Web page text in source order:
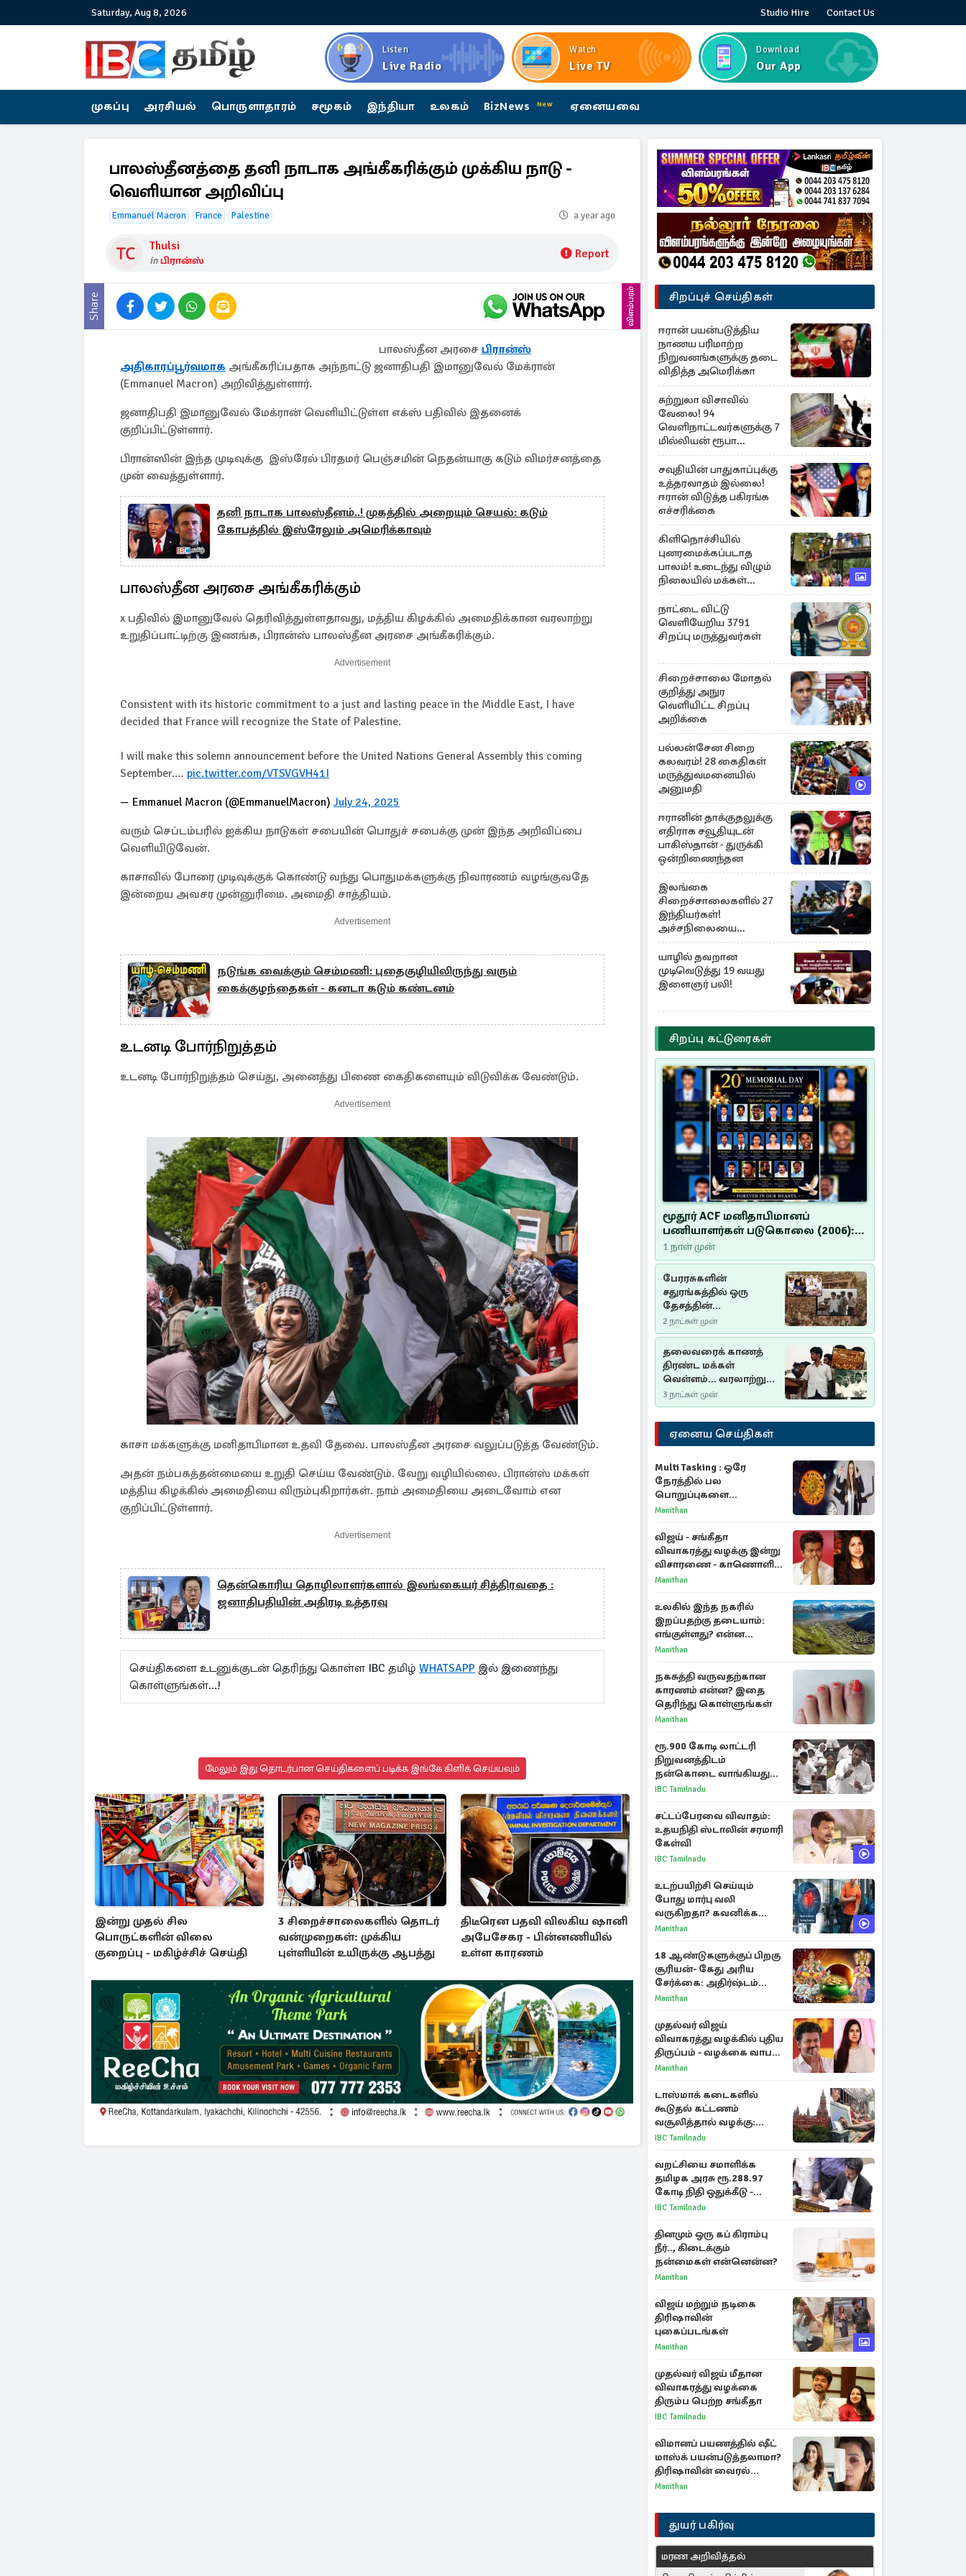
Saturday, Aug 8, 2026 Studio Hire Contact Us
Listen
Live Radio
Watch
Live TV
Download
Our App
முகப்பு அரசியல் பொருளாதாரம் சமூகம் இந்தியா உலகம் BizNews New ஏனையவை
பாலஸ்தீனத்தை தனி நாடாக அங்கீகரிக்கும் முக்கிய நாடு -
வெளியான அறிவிப்பு
Emmanuel Macron France Palestine a year ago
Thulsi
inபிரான்ஸ் Report
Share விளம்பரம்
பாலஸ்தீன அரசை பிரான்ஸ்
அதிகாரப்பூர்வமாக அங்கீகரிப்பதாக அந்நாட்டு ஜனாதிபதி இமானுவேல் மேக்ரான்
(Emmanuel Macron) அறிவித்துள்ளார்.
ஜனாதிபதி இமானுவேல் மேக்ரான் வெளியிட்டுள்ள எக்ஸ் பதிவில் இதனைக்
குறிப்பிட்டுள்ளார்.
பிரான்ஸின் இந்த முடிவுக்கு இஸ்ரேல் பிரதமர் பெஞ்சமின் நெதன்யாகு கடும் விமர்சனத்தை
முன் வைத்துள்ளார்.
தனி நாடாக பாலஸ்தீனம்..! முகத்தில் அறையும் செயல்: கடும்
கோபத்தில் இஸ்ரேலும் அமெரிக்காவும்
பாலஸ்தீன அரசை அங்கீகரிக்கும்
x பதிவில் இமானுவேல் தெரிவித்துள்ளதாவது, மத்திய கிழக்கில் அமைதிக்கான வரலாற்று
உறுதிப்பாட்டிற்கு இணங்க, பிரான்ஸ் பாலஸ்தீன அரசை அங்கீகரிக்கும்.
Advertisement
Consistent with its historic commitment to a just and lasting peace in the Middle East, I have
decided that France will recognize the State of Palestine.
I will make this solemn announcement before the United Nations General Assembly this coming
September.… pic.twitter.com/VTSVGVH41I
— Emmanuel Macron (@EmmanuelMacron) July 24, 2025
வரும் செப்டம்பரில் ஐக்கிய நாடுகள் சபையின் பொதுச் சபைக்கு முன் இந்த அறிவிப்பை
வெளியிடுவேன்.
காசாவில் போரை முடிவுக்குக் கொண்டு வந்து பொதுமக்களுக்கு நிவாரணம் வழங்குவதே
இன்றைய அவசர முன்னுரிமை. அமைதி சாத்தியம்.
Advertisement
நடுங்க வைக்கும் செம்மணி: புதைகுழியிலிருந்து வரும்
கைக்குழந்தைகள் - கனடா கடும் கண்டனம்
உடனடி போர்நிறுத்தம்
உடனடி போர்நிறுத்தம் செய்து, அனைத்து பிணை கைதிகளையும் விடுவிக்க வேண்டும்.
Advertisement
காசா மக்களுக்கு மனிதாபிமான உதவி தேவை. பாலஸ்தீன அரசை வலுப்படுத்த வேண்டும்.
அதன் நம்பகத்தன்மையை உறுதி செய்ய வேண்டும். வேறு வழியில்லை. பிரான்ஸ் மக்கள்
மத்திய கிழக்கில் அமைதியை விரும்புகிறார்கள். நாம் அமைதியை அடைவோம் என
குறிப்பிட்டுள்ளார்.
Advertisement
தென்கொரிய தொழிலாளர்களால் இலங்கையர் சித்திரவதை :
ஜனாதிபதியின் அதிரடி உத்தரவு
செய்திகளை உடனுக்குடன் தெரிந்து கொள்ள IBC தமிழ் WHATSAPP இல் இணைந்து
கொள்ளுங்கள்...!
மேலும் இது தொடர்பான செய்திகளைப் படிக்க இங்கே கிளிக் செய்யவும்
இன்று முதல் சில
பொருட்களின் விலை
குறைப்பு - மகிழ்ச்சிச் செய்தி
3 சிறைச்சாலைகளில் தொடர்
வன்முறைகள்: முக்கிய
புள்ளியின் உயிருக்கு ஆபத்து
திடீரென பதவி விலகிய ஷானி
அபேசேகர - பின்னணியில்
உள்ள காரணம்
சிறப்புச் செய்திகள்
ஈரான் பயன்படுத்திய
நாணய பரிமாற்ற
நிறுவனங்களுக்கு தடை
விதித்த அமெரிக்கா
சுற்றுலா விசாவில்
வேலை! 94
வெளிநாட்டவர்களுக்கு 7
மில்லியன் ரூபா
அபராதம்
சவுதியின் பாதுகாப்புக்கு
உத்தரவாதம் இல்லை!
ஈரான் விடுத்த பகிரங்க
எச்சரிக்கை
கிளிநொச்சியில்
புனரமைக்கப்படாத
பாலம்! உடைந்து விழும்
நிலையில் மக்கள்
போராட்டம்
நாட்டை விட்டு
வெளியேறிய 3791
சிறப்பு மருத்துவர்கள்
சிறைச்சாலை மோதல்
குறித்து அநுர
வெளியிட்ட சிறப்பு
அறிக்கை
பல்லன்சேன சிறை
கலவரம்! 28 கைதிகள்
மருத்துவமனையில்
அனுமதி
ஈரானின் தாக்குதலுக்கு
எதிராக சவூதியுடன்
பாகிஸ்தான் - துருக்கி
ஒன்றிணைந்தன
இலங்கை
சிறைச்சாலைகளில் 27
இந்தியர்கள்!
அச்சநிலையை
மையப்படுத்தி
ஜெயசங்கர் அறிக்கை
யாழில் தவறான
முடிவெடுத்து 19 வயது
இளைஞர் பலி!
சிறப்பு கட்டுரைகள்
மூதூர் ACF மனிதாபிமானப்
பணியாளர்கள் படுகொலை (2006):
20 ஆண்டுகளாகியும் நீதி
மறுக்கப்பட்ட மனிதாபிமானப்
பேரவலம்
1 நாள் முன்
பேரரசுகளின்
சதுரங்கத்தில் ஒரு
தேசத்தின்
தீர்க்கதரிசனம் :
சுதுமலை பிரகடனம்
ஒரு வரலாற்றுப் பாடம்
2 நாட்கள் முன்
தலைவரைக் காணத்
திரண்ட மக்கள்
வெள்ளம்... வரலாற்றுச்
சிறப்புமிக்க சுதுமலைப்
பிரகடனம்…
3 நாட்கள் முன்
ஏனைய செய்திகள்
Multi Tasking : ஒரே
நேரத்தில் பல
பொறுப்புகளை
கையாளும் டாப் 3 ராசிகள்!
Manithan
விஜய் - சங்கீதா
விவாகரத்து வழக்கு இன்று
விசாரணை - காணொளி
மூலம் ஆஜராக வாய்ப்பு
Manithan
உலகில் இந்த நகரில்
இறப்பதற்கு தடையாம்:
எங்குள்ளது? என்ன
காரணம் தெரியுமா?
Manithan
நகசுத்தி வருவதற்கான
காரணம் என்ன? இதை
தெரிந்து கொள்ளுங்கள்
Manithan
ரூ.900 கோடி லாட்டரி
நிறுவனத்திடம்
நன்கொடை வாங்கியது
ஏன்? உதயநிதி - ஆதவ்
IBC Tamilnadu
சட்டப்பேரவை விவாதம்:
உதயநிதி ஸ்டாலின் சரமாரி
கேள்வி
IBC Tamilnadu
உடற்பயிற்சி செய்யும்
போது மார்பு வலி
வருகிறதா? கவனிக்க
வேண்டிய எச்சரிக்கை
Manithan
18 ஆண்டுகளுக்குப் பிறகு
சூரியன்- கேது அரிய
சேர்க்கை: அதிர்ஷ்டம்
பெறும் 3 ராசிகள்!
Manithan
முதல்வர் விஜய்
விவாகரத்து வழக்கில் புதிய
திருப்பம் - வழக்கை வாபஸ்
பெற்ற சங்கீதா!
Manithan
டாஸ்மாக் கடைகளில்
கூடுதல் கட்டணம்
வசூலித்தால் வழக்கு:
சென்னை உயர்நீதிமன்றம்
IBC Tamilnadu
வறட்சியை சமாளிக்க
தமிழக அரசு ரூ.288.97
கோடி நிதி ஒதுக்கீடு -
வெளியான அரசாணை
IBC Tamilnadu
தினமும் ஒரு கப் கிராம்பு
நீர்.., கிடைக்கும்
நன்மைகள் என்னென்ன?
Manithan
விஜய் மற்றும் நடிகை
திரிஷாவின்
புகைப்படங்கள்
Manithan
முதல்வர் விஜய் மீதான
விவாகரத்து வழக்கை
திரும்ப பெற்ற சங்கீதா
IBC Tamilnadu
விமானப் பயணத்தில் ஷீட்
மாஸ்க் பயன்படுத்தலாமா?
திரிஷாவின் வைரல்
செல்ஃபிக்கு மருத்துவர்
Manithan
துயர் பகிர்வு
மரண அறிவித்தல்